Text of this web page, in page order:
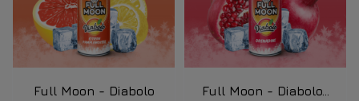
Full Moon - Diabolo
Full Moon - Diabolo...